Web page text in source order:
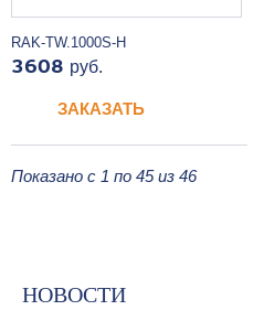
RAK-TW.1000S-H
3608 руб.
ЗАКАЗАТЬ
Показано с 1 по 45 из 46
НОВОСТИ